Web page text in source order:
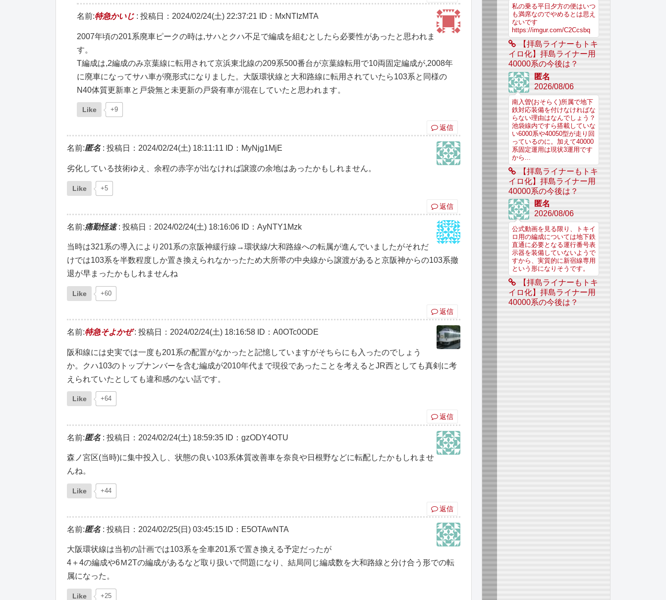
名前:特急かいじ : 投稿日：2024/02/24(土) 22:37:21 ID：MxNTIzMTA
2007年頃の201系廃車ピークの時は,サハとクハ不足で編成を組むとしたら必要性があったと思われま
す。
T編成は,2編成のみ京葉線に転用されて京浜東北線の209系500番台が京葉線転用で10両固定編成が,2008年
に廃車になってサハ車が廃形式になりました。大阪環状線と大和路線に転用されていたら103系と同様の
N40体質更新車と戸袋無と未更新の戸袋有車が混在していたと思われます。
Like +9
返信
名前:匿名: 投稿日：2024/02/24(土) 18:11:11 ID：MyNjg1MjE
劣化している技術ゆえ、余程の赤字が出なければ譲渡の余地はあったかもしれません。
Like +5
返信
名前:痛勤怪速: 投稿日：2024/02/24(土) 18:16:06 ID：AyNTY1Mzk
当時は321系の導入により201系の京阪神緩行線→環状線/大和路線への転属が進んでいましたがそれだ
けでは103系を半数程度しか置き換えられなかったため大所帯の中央線から譲渡があると京阪神からの103系撤
退が早まったかもしれませんね
Like +60
返信
名前:特急そよかぜ: 投稿日：2024/02/24(土) 18:16:58 ID：A0OTc0ODE
阪和線には史実では一度も201系の配置がなかったと記憶していますがそちらにも入ったのでしょう
か。クハ103のトップナンバーを含む編成が2010年代まで現役であったことを考えるとJR西としても真剣に考
えられていたとしても違和感のない話です。
Like +64
返信
名前:匿名: 投稿日：2024/02/24(土) 18:59:35 ID：gzODY4OTU
森ノ宮区(当時)に集中投入し、状態の良い103系体質改善車を奈良や日根野などに転配したかもしれませ
んね。
Like +44
返信
名前:匿名: 投稿日：2024/02/25(日) 03:45:15 ID：E5OTAwNTA
大阪環状線は当初の計画では103系を全車201系で置き換える予定だったが
4＋4の編成や6Ｍ2Tの編成があるなど取り扱いで問題になり、結局同じ編成数を大和路線と分け合う形での転
属になった。
Like +25
私の乗る平日夕方の便はいつ
も満席なのでやめるとは思え
ないです
https://imgur.com/C2Ccsbq
【拝島ライナーもトキ
イロ化】拝島ライナー用
40000系の今後は？
匿名
2026/08/06
南入曽(おそらく)所属で地下
鉄対応装備を付けなければな
らない理由はなんでしょう？
池袋線内ですら搭載していな
い6000系や40050型が走り回
っているのに。加えて40000
系固定運用は現状3運用です
から...
【拝島ライナーもトキ
イロ化】拝島ライナー用
40000系の今後は？
匿名
2026/08/06
公式動画を見る限り、トキイ
ロ用の編成については地下鉄
直通に必要となる運行番号表
示器を装備していないようで
すから、実質的に新宿線専用
という形になりそうです。
【拝島ライナーもトキ
イロ化】拝島ライナー用
40000系の今後は？